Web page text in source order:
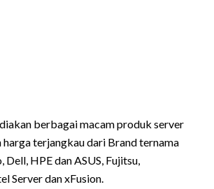
berbagai macam produk server
terjangkau dari Brand ternama
, Dell, HPE dan ASUS, Fujitsu,
Server dan xFusion.